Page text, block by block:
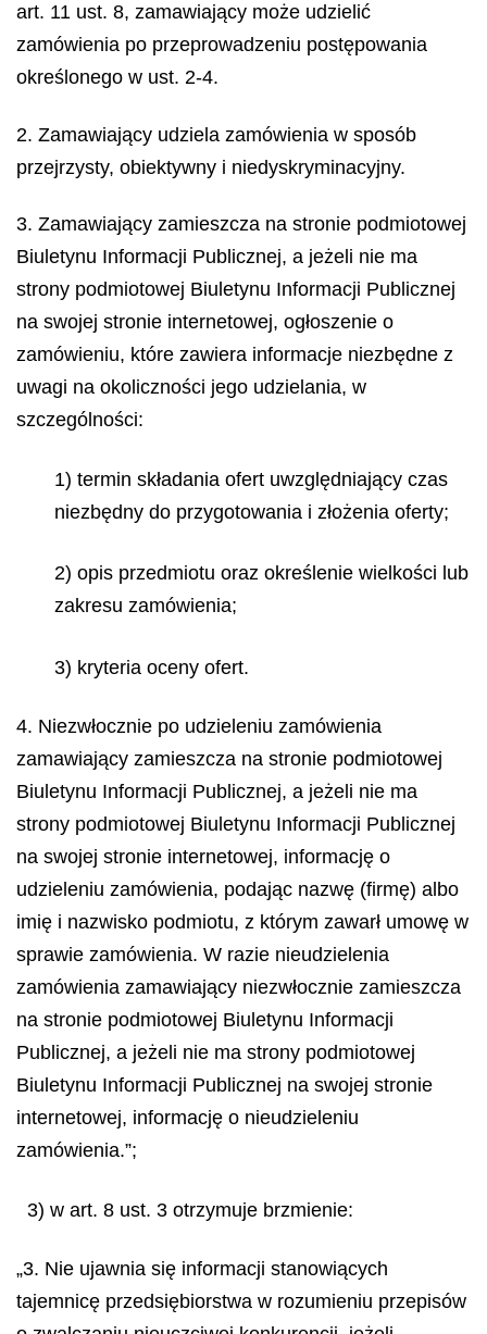
art. 11 ust. 8, zamawiający może udzielić
zamówienia po przeprowadzeniu postępowania
określonego w ust. 2-4.
2. Zamawiający udziela zamówienia w sposób
przejrzysty, obiektywny i niedyskryminacyjny.
3. Zamawiający zamieszcza na stronie podmiotowej
Biuletynu Informacji Publicznej, a jeżeli nie ma
strony podmiotowej Biuletynu Informacji Publicznej
na swojej stronie internetowej, ogłoszenie o
zamówieniu, które zawiera informacje niezbędne z
uwagi na okoliczności jego udzielania, w
szczególności:
1) termin składania ofert uwzględniający czas
niezbędny do przygotowania i złożenia oferty;
2) opis przedmiotu oraz określenie wielkości lub
zakresu zamówienia;
3) kryteria oceny ofert.
4. Niezwłocznie po udzieleniu zamówienia
zamawiający zamieszcza na stronie podmiotowej
Biuletynu Informacji Publicznej, a jeżeli nie ma
strony podmiotowej Biuletynu Informacji Publicznej
na swojej stronie internetowej, informację o
udzieleniu zamówienia, podając nazwę (firmę) albo
imię i nazwisko podmiotu, z którym zawarł umowę w
sprawie zamówienia. W razie nieudzielenia
zamówienia zamawiający niezwłocznie zamieszcza
na stronie podmiotowej Biuletynu Informacji
Publicznej, a jeżeli nie ma strony podmiotowej
Biuletynu Informacji Publicznej na swojej stronie
internetowej, informację o nieudzieleniu
zamówienia.”;
3) w art. 8 ust. 3 otrzymuje brzmienie:
„3. Nie ujawnia się informacji stanowiących
tajemnicę przedsiębiorstwa w rozumieniu przepisów